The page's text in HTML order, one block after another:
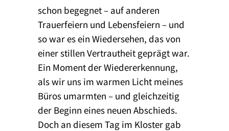
schon begegnet – auf anderen
Trauerfeiern und Lebensfeiern – und
so war es ein Wiedersehen, das von
einer stillen Vertrautheit geprägt war.
Ein Moment der Wiedererkennung,
als wir uns im warmen Licht meines
Büros umarmten – und gleichzeitig
der Beginn eines neuen Abschieds.
Doch an diesem Tag im Kloster gab